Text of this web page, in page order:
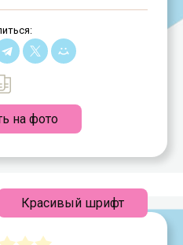
на фото
Красивый шрифт